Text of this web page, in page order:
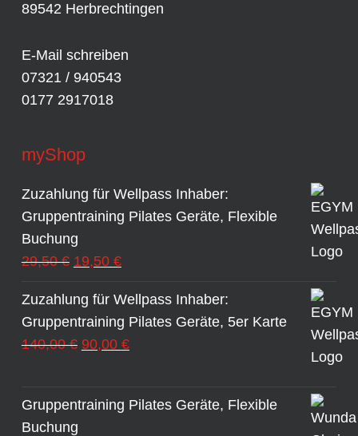
89542 Herbrechtingen
E-Mail schreiben
07321 / 940543
0177 2917018
myShop
Zuzahlung für Wellpass Inhaber:
Gruppentraining Pilates Geräte, Flexible
Buchung
29,50€ Ursprünglicher
war:
29,50 €
19,50 €Aktueller
ist:
19,50 €.
Zuzahlung für Wellpass Inhaber:
Gruppentraining Pilates Geräte, 5er Karte
140,00€ Ursprünglicher
140,00 €
90,00 €Aktueller
90,00 €.
Gruppentraining Pilates Geräte, Flexible
Buchung